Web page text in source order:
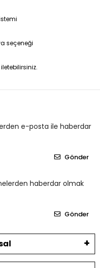
seçeneği
e-posta ile haberdar
Gönder
haberdar olmak
Gönder